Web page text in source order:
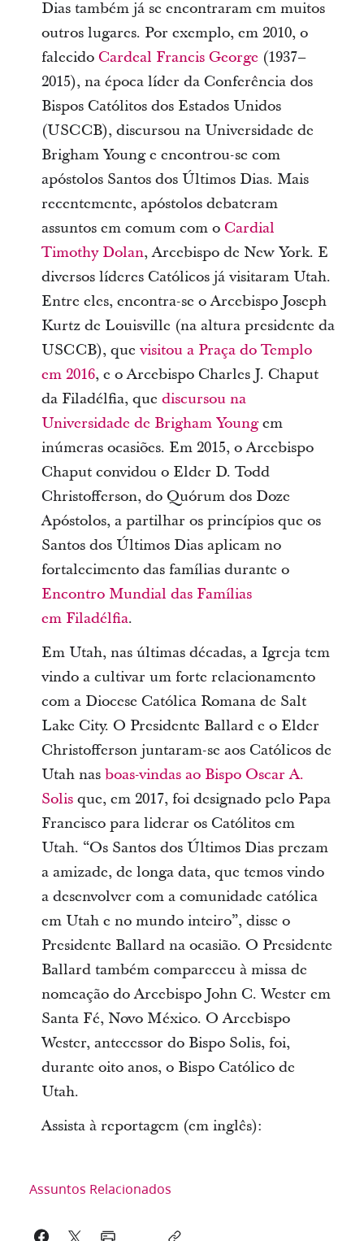
Dias também já se encontraram em muitos
outros lugares. Por exemplo, em 2010, o
falecido Cardeal Francis George (1937–
2015), na época líder da Conferência dos
Bispos Católitos dos Estados Unidos
(USCCB), discursou na Universidade de
Brigham Young e encontrou-se com
apóstolos Santos dos Últimos Dias. Mais
recentemente, apóstolos debateram
assuntos em comum com o Cardial
Timothy Dolan, Arcebispo de New York. E
diversos líderes Católicos já visitaram Utah.
Entre eles, encontra-se o Arcebispo Joseph
Kurtz de Louisville (na altura presidente da
USCCB), que visitou a Praça do Templo
em 2016, e o Arcebispo Charles J. Chaput
da Filadélfia, que discursou na
Universidade de Brigham Youngem
inúmeras ocasiões. Em 2015, o Arcebispo
Chaput convidou o Elder D. Todd
Christofferson, do Quórum dos Doze
Apóstolos, a partilhar os princípios que os
Santos dos Últimos Dias aplicam no
fortalecimento das famílias durante o
Encontro Mundial das Famílias
em Filadélfia.
Em Utah, nas últimas décadas, a Igreja tem
vindo a cultivar um forte relacionamento
com a Diocese Católica Romana de Salt
Lake City. O Presidente Ballard e o Elder
Christofferson juntaram-se aos Católicos de
Utah nas boas-vindas ao Bispo Oscar A.
Solisque, em 2017, foi designado pelo Papa
Francisco para liderar os Católitos em
Utah. “Os Santos dos Últimos Dias prezam
a amizade, de longa data, que temos vindo
a desenvolver com a comunidade católica
em Utah e no mundo inteiro”, disse o
Presidente Ballard na ocasião. O Presidente
Ballard também compareceu à missa de
nomeação do Arcebispo John C. Wester em
Santa Fé, Novo México. O Arcebispo
Wester, antecessor do Bispo Solis, foi,
durante oito anos, o Bispo Católico de
Utah.
Assista à reportagem (em inglês):
Assuntos Relacionados